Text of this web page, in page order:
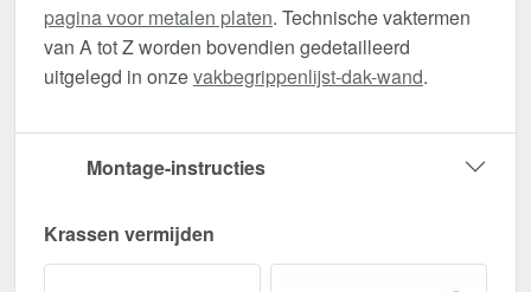
pagina voor metalen platen. Technische vaktermen
van A tot Z worden bovendien gedetailleerd
uitgelegd in onzevakbegrippenlijst-dak-wand.
Montage-instructies
Krassen vermijden